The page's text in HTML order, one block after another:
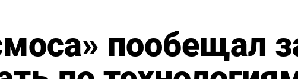
пообещал